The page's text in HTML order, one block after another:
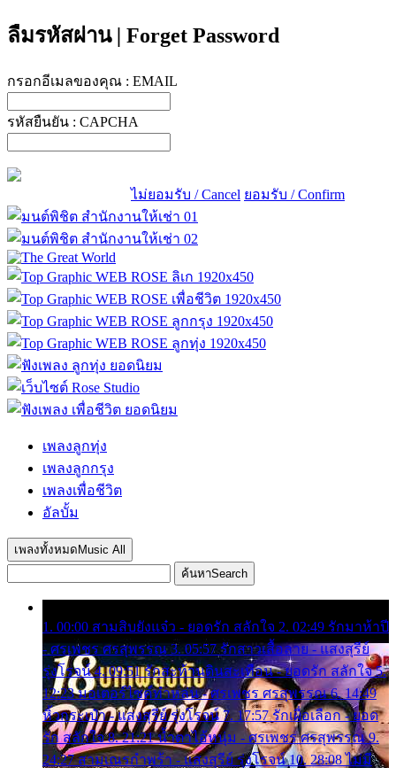
ลืมรหัสผ่าน | Forget Password
กรอกอีเมลของคุณ : EMAIL
รหัสยืนยัน : CAPCHA
ไม่ยอมรับ / Cancel ยอมรับ / Confirm
เพลงลูกทุ่ง
เพลงลูกกรุง
เพลงเพื่อชีวิต
อัลบั้ม
เพลงทั้งหมด Music All
ค้นหาSearch
1. 00:00 สามสิบยังแจ๋ว - ยอดรัก สลักใจ 2. 02:49 รักมาห้าปี
- ศรเพชร ศรสุพรรณ 3. 05:57 รักสาวเสื้อลาย - แสงสุรีย์
รุ่งโรจน์ 4. 09:51 รักสะท้านดินสะเทือน - ยอดรัก สลักใจ 5.
12:23 มอเตอร์ไซค์ทำหล่น - ศรเพชร ศรสุพรรณ 6. 14:49
หิ้วกระเป๋า - แสงสุรีย์ รุ่งโรจน์ 7. 17:57 รักเผื่อเลือก - ยอด
รัก สลักใจ 8. 21:21 น้ำตาไอ้หนุ่ม - ศรเพชร ศรสุพรรณ 9.
24:27 สามเณรกำพร้า - แสงสุรีย์ รุ่งโรจน์ 10. 28:08 ไม่มี